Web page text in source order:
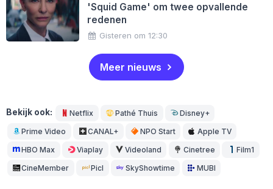
'Squid Game' om twee opvallende
redenen
Gisteren om 12:30
Meer nieuws
Bekijk ook: Netflix Pathé Thuis Disney+
Prime Video CANAL+ NPO Start Apple TV
HBO Max Viaplay Videoland Cinetree Film1
CineMember Picl SkyShowtime MUBI